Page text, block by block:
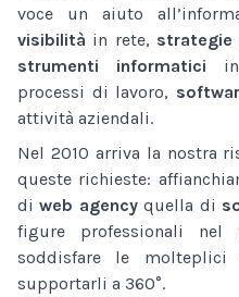
voce un aiuto
visibilità in rete, strategie
strumenti informatici in
processi di lavoro,
attività aziendali.
Nel 2010 arriva la nostra
queste richieste:
diweb agencyquella di
figure professionali
soddisfare le
supportarli a 360°.